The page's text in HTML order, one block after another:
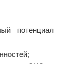
потенциал